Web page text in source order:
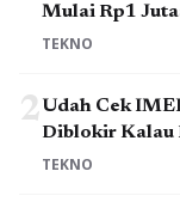
Mulai Rp1
TEKNO
2Udah Cek
Diblokir Kalau
TEKNO